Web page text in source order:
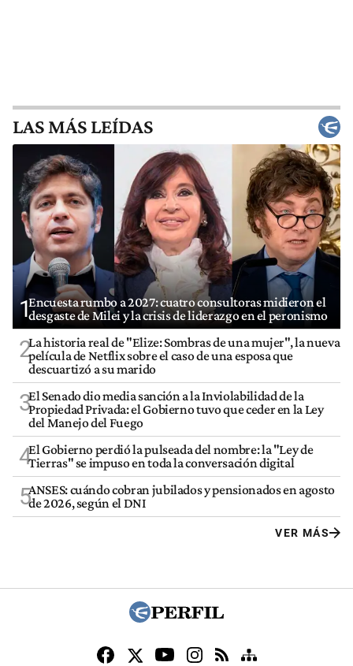
LAS MÁS LEÍDAS
1Encuesta rumbo a 2027: cuatro consultoras midieron el
desgaste de Milei y la crisis de liderazgo en el peronismo
2La historia real de "Elize: Sombras de una mujer", la nueva
película de Netflix sobre el caso de una esposa que
descuartizó a su marido
3El Senado dio media sanción a la Inviolabilidad de la
Propiedad Privada: el Gobierno tuvo que ceder en la Ley
del Manejo del Fuego
4El Gobierno perdió la pulseada del nombre: la "Ley de
Tierras" se impuso en toda la conversación digital
5ANSES: cuándo cobran jubilados y pensionados en agosto
de 2026, según el DNI
VER MÁS